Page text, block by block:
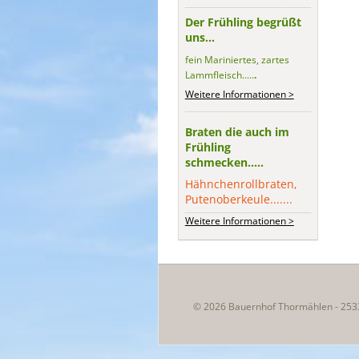
Der Frühling begrüßt
uns...
fein Mariniertes, zartes
Lammfleisch......
Weitere Informationen >
Braten die auch im
Frühling
schmecken.....
Hähnchenrollbraten,
Putenoberkeule.......
Weitere Informationen >
© 2026 Bauernhof Thormählen -